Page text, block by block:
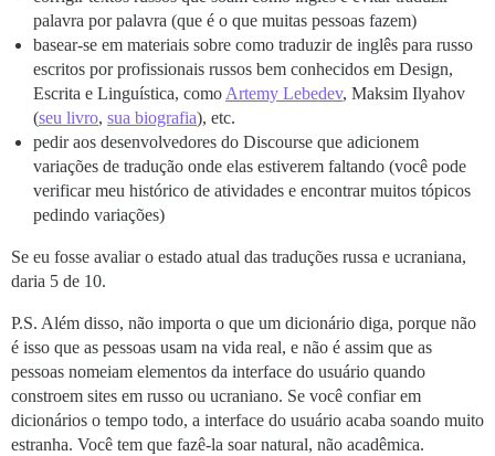
palavra por palavra (que é o que muitas pessoas fazem)
basear-se em materiais sobre como traduzir de inglês para russo
escritos por profissionais russos bem conhecidos em Design,
Escrita e Linguística, como Artemy Lebedev, Maksim Ilyahov
(seu livro, sua biografia), etc.
pedir aos desenvolvedores do Discourse que adicionem
variações de tradução onde elas estiverem faltando (você pode
verificar meu histórico de atividades e encontrar muitos tópicos
pedindo variações)
Se eu fosse avaliar o estado atual das traduções russa e ucraniana,
daria 5 de 10.
P.S. Além disso, não importa o que um dicionário diga, porque não
é isso que as pessoas usam na vida real, e não é assim que as
pessoas nomeiam elementos da interface do usuário quando
constroem sites em russo ou ucraniano. Se você confiar em
dicionários o tempo todo, a interface do usuário acaba soando muito
estranha. Você tem que fazê-la soar natural, não acadêmica.